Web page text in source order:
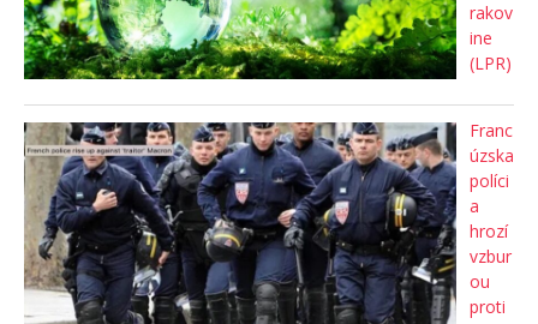
rakov
ine
(LPR)
Franc
úzska
políci
a
hrozí
vzbur
ou
proti